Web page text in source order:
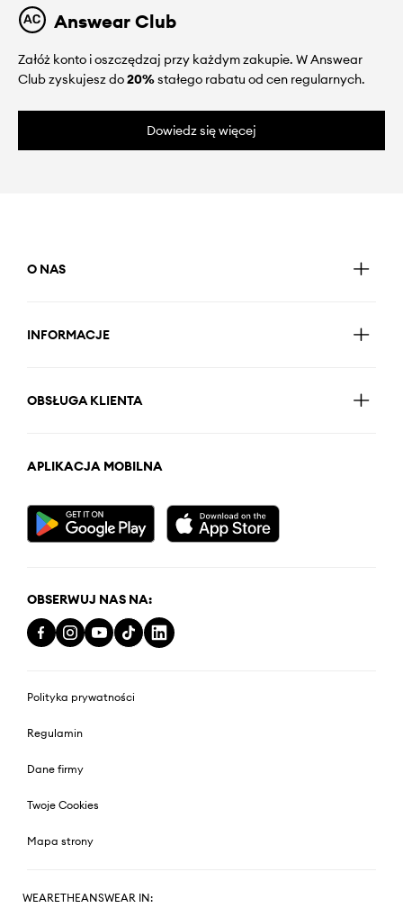
Answear Club
Załóż konto i oszczędzaj przy każdym zakupie. W Answear
Club zyskujesz do20%stałego rabatu od cen regularnych.
Dowiedz się więcej
O NAS
INFORMACJE
OBSŁUGA KLIENTA
APLIKACJA MOBILNA
OBSERWUJ NAS NA:
Polityka prywatności
Regulamin
Dane firmy
Twoje Cookies
Mapa strony
WEARETHEANSWEAR IN: